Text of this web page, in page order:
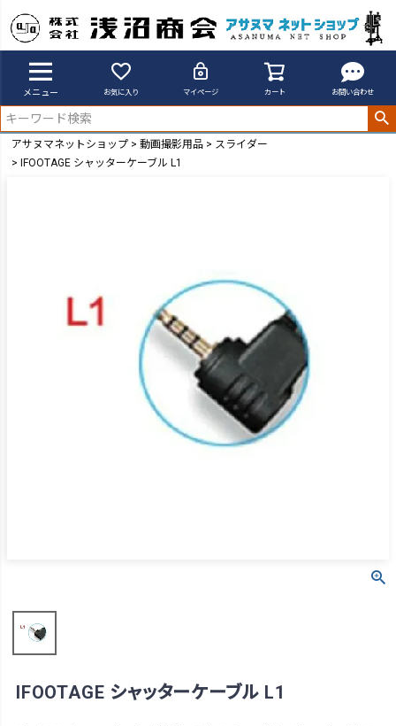
メニュー お気に入り マイページ カート お問い合わせ
アサヌマネットショップ 動画撮影用品
スライダー
IFOOTAGE シャッターケーブル L1
IFOOTAGE シャッターケーブル L1